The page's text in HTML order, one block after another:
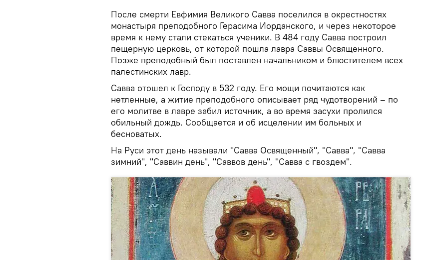
После смерти Евфимия Великого Савва поселился в окрестностях
монастыря преподобного Герасима Иорданского, и через некоторое
время к нему стали стекаться ученики. В 484 году Савва построил
пещерную церковь, от которой пошла лавра Саввы Освященного.
Позже преподобный был поставлен начальником и блюстителем всех
палестинских лавр.
Савва отошел к Господу в 532 году. Его мощи почитаются как
нетленные, а житие преподобного описывает ряд чудотворений – по
его молитве в лавре забил источник, а во время засухи пролился
обильный дождь. Сообщается и об исцелении им больных и
бесноватых.
На Руси этот день называли "Савва Освященный", "Савва", "Савва
зимний", "Саввин день", "Саввов день", "Савва с гвоздем".